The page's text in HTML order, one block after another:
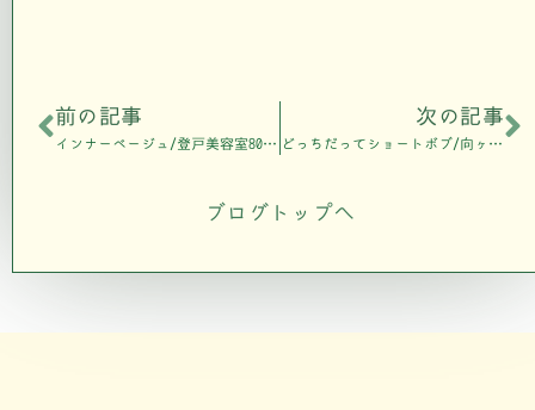
前の記事
インナーベージュ/登戸美容室808nalu
次の記事
どっちだってショートボブ/向ヶ丘遊園美容室808air
ブログトップへ